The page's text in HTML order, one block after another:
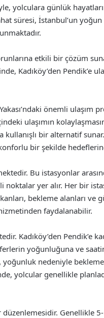
yolculara günlük
süresi, İstanbul’un
etkili bir çözüm
Kadıköy’den Pendik’e
önemli ulaşım
ulaşımın
bir alternatif
bir şekilde
Bu istasyonlar
noktalar yer alır. Her bir
bekleme alanları ve
faydalanabilir.
Kadıköy’den Pendik’e
yoğunluğuna ve
nedeniyle
yolcular genellikle
düzenlemesidir. Genellikle